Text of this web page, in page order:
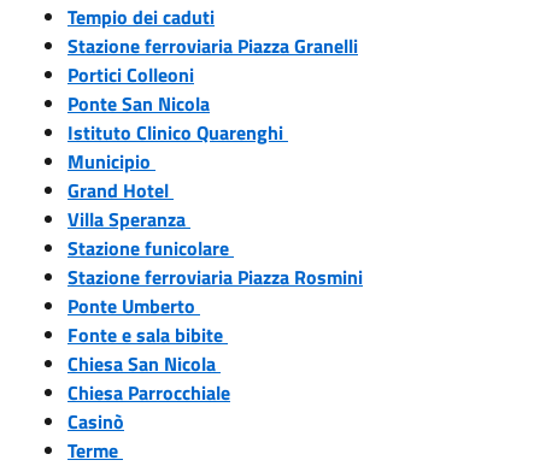
Tempio dei caduti
Stazione ferroviaria Piazza Granelli
Portici Colleoni
Ponte San Nicola
Istituto Clinico Quarenghi
Municipio
Grand Hotel
Villa Speranza
Stazione funicolare
Stazione ferroviaria Piazza Rosmini
Ponte Umberto
Fonte e sala bibite
Chiesa San Nicola
Chiesa Parrocchiale
Casinò
Terme